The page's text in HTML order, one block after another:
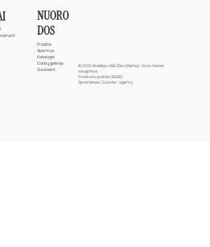
NUORO
DOS
Pradžia
Apie mus
Katalogai
Darbų galerija
Susisiekti
© 2025 Atvidėja, UAB (DecoNamai). Visos teisės
saugomos.
Privatumo politika (BDAR)
Sprendimas:24Unite - agency